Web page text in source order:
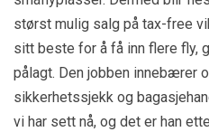
størst mulig salg på tax-free
sitt beste for å få inn flere fly,
pålagt. Den jobben innebærer
sikkerhetssjekk og
vi har sett nå, og det er han